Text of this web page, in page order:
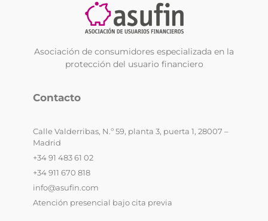
Asociación de consumidores especializada en la
protección del usuario financiero
Contacto
Calle Valderribas, N.º 59, planta 3, puerta 1, 28007 –
Madrid
+34 91 483 61 02
+34 911 670 818
info@asufin.com
Atención presencial bajo cita previa